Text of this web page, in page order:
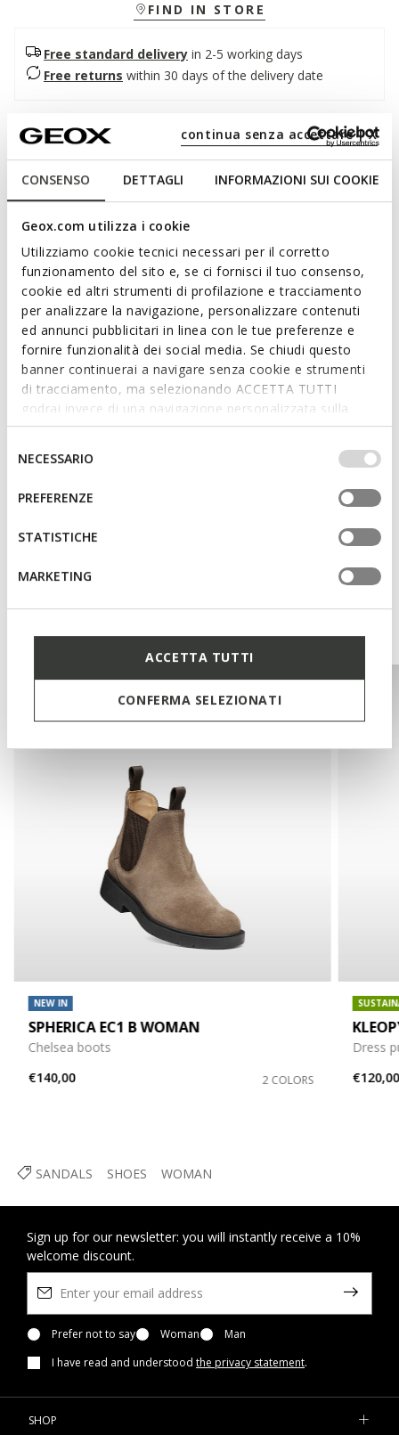
CONSENSO DETTAGLI INFORMAZIONI SUI COOKIE
Geox.com utilizza i cookie
Utilizziamo cookie tecnici necessari per il corretto
funzionamento del sito e, se ci fornisci il tuo consenso,
cookie ed altri strumenti di profilazione e tracciamento
per analizzare la navigazione, personalizzare contenuti
ed annunci pubblicitari in linea con le tue preferenze e
fornire funzionalità dei social media. Se chiudi questo
banner continuerai a navigare senza cookie e strumenti
di tracciamento, ma selezionando ACCETTA TUTTI
godrai invece di una navigazione personalizzata sulla
base dei tuoi gusti ed interessi. Selezionando
IMPOSTAZIONI potrai anche scegliere quali cookies ed
altri strumenti di tracciamento autorizzare. Per maggiori
informazioni o per modificare in qualsiasi momento le
tue impostazioni, visita la nostra
del
consenso
NECESSARIO
PREFERENZE
STATISTICHE
MARKETING
ACCETTA TUTTI
CONFERMA SELEZIONATI
continua senza accettare | X
FIND IN STORE
Free standard delivery in 2-5 working days
Free returns within 30 days of the delivery date
Description
A lightweight and breathable women's flat sandal with an
urban and feminine style. Available in a bright champagne
shade, it is made of glittery leather-effect material.
Breathable and comfortable, Maddalusia C adds a touch of
ITEM CODE:D65YMJ000QDCB500
Features
Quick and easy to put on
Thickness of sole: 1,5 cm / 0,6"
Slip-on design allows you to slide the foot in swiftly
Technologies
SANDALS SHOES WOMAN
NEW IN
SPHERICA EC1 B WOMAN
Chelsea boots
€140,00
2 COLORS
Dress
€120,00
Sign up for our newsletter: you will instantly receive a 10%
welcome discount.
Prefer not to say Woman
Man
I have read and understood the privacy statement.
SHOP